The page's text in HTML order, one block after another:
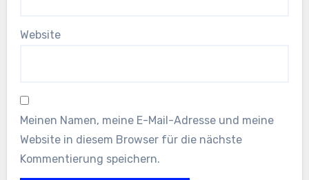
Website
Meinen Namen, meine E-Mail-Adresse und meine
Website in diesem Browser für die nächste
Kommentierung speichern.